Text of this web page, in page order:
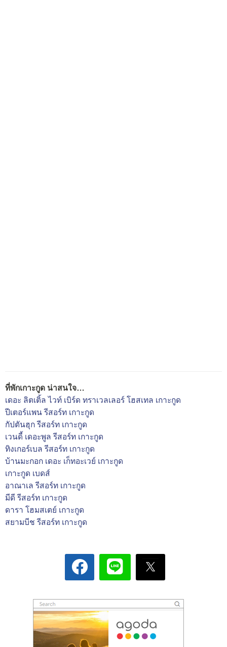
ที่พักเกาะกูด น่าสนใจ…
เดอะ ลิตเติ้ล ไวท์ เบิร์ด ทราเวลเลอร์ โฮสเทล เกาะกูด
ปีเตอร์แพน รีสอร์ท เกาะกูด
กัปตันฮุก รีสอร์ท เกาะกูด
เวนดี้ เดอะพูล รีสอร์ท เกาะกูด
ทิงเกอร์เบล รีสอร์ท เกาะกูด
บ้านมะกอก เดอะ เก็ทอะเวย์ เกาะกูด
เกาะกูด เบดส์
อาณาเล รีสอร์ท เกาะกูด
มีดี รีสอร์ท เกาะกูด
ดารา โฮมสเตย์ เกาะกูด
สยามบีช รีสอร์ท เกาะกูด